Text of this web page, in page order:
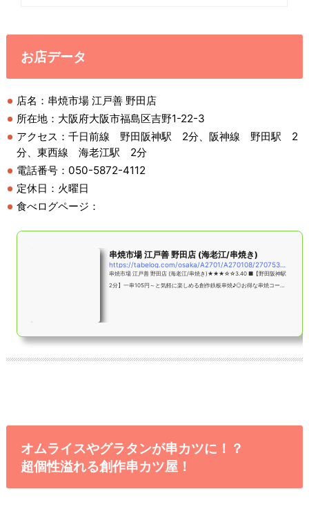
お店データ
店名：串焼市場 江戸善 野田店
所在地：大阪府大阪市福島区吉野1-22-3
アクセス：千日前線 野田阪神駅 2分、阪神線 野田駅 2
分、東西線 海老江駅 2分
電話番号：050-5872-4112
定休日：火曜日
食べログページ：
串焼市場 江戸善 野田店 (海老江/串焼き)
串焼市場 江戸善 野田店 (海老江/串焼き)★★★☆☆3.40 ■【野田阪神駅
2分】一串105円～と気軽に楽しめる創作鉄板串焼♪◎お得な串焼コース
オムライスやグラタンが串カツに！？
超個性溢れる創作串カツ屋！